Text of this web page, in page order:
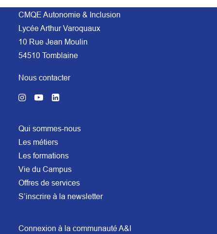
CMQE Autonomie & Inclusion
Lycée Arthur Varoquaux
10 Rue Jean Moulin
54510 Tomblaine
Nous contacter
Qui sommes-nous
Les métiers
Les formations
Vie du Campus
Offres de services
S’inscrire à la newsletter
Connexion à la communauté A&I